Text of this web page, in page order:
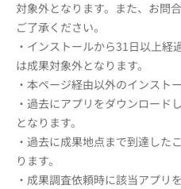
対象外となります。また、お問
ご了承ください。
・インストールから31日以上
は成果対象外となります。
・本ページ経由以外のインスト
・過去にアプリをダウンロード
となります。
・過去に成果地点まで到達した
ります。
・成果調査依頼時に該当アプリ